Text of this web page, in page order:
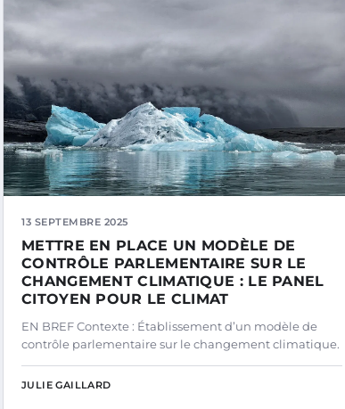
13 SEPTEMBRE 2025
METTRE EN PLACE UN MODÈLE DE
CONTRÔLE PARLEMENTAIRE SUR LE
CHANGEMENT CLIMATIQUE : LE PANEL
CITOYEN POUR LE CLIMAT
EN BREF Contexte : Établissement d’un modèle de
contrôle parlementaire sur le changement climatique.
JULIE GAILLARD